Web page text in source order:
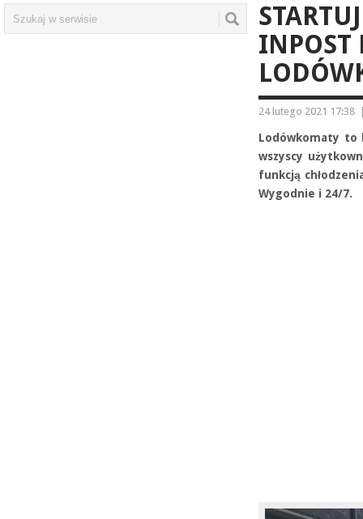
INPOST
24 lutego 2021 17:38
Lodówkomaty to
wszyscy
funkcją
Wygodnie i 24/7.